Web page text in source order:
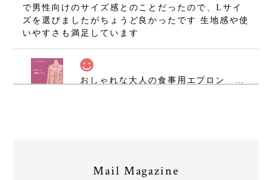
で男性向けのサイズ感とのことだったので、Lサイ
ズを選びましたがちょうど良かったです 生地感や使
いやすさも満足しています
Mail Magazine